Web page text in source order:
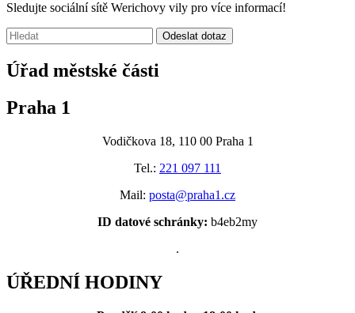
Sledujte sociální sítě Werichovy vily pro více informací!
Vyhledávání:
Odeslat dotaz
Úřad městské části
Praha 1
Vodičkova 18, 110 00 Praha 1
Tel.: 221 097 111
Mail: posta@praha1.cz
ID datové schránky: b4eb2my
.
ÚŘEDNÍ HODINY